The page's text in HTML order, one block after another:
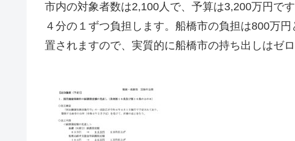
市内の対象者数は2,100人で、予算は3,200万円で
４分の１ずつ負担します。船橋市の負担は800万
置されますので、実質的に船橋市の持ち出しはゼ